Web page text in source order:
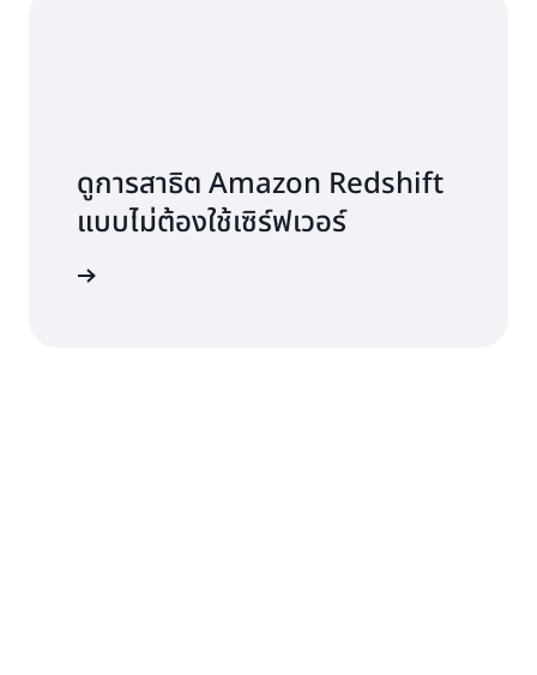
ดูการสาธิต Amazon Redshift
แบบไม่ต้องใช้เซิร์ฟเวอร์